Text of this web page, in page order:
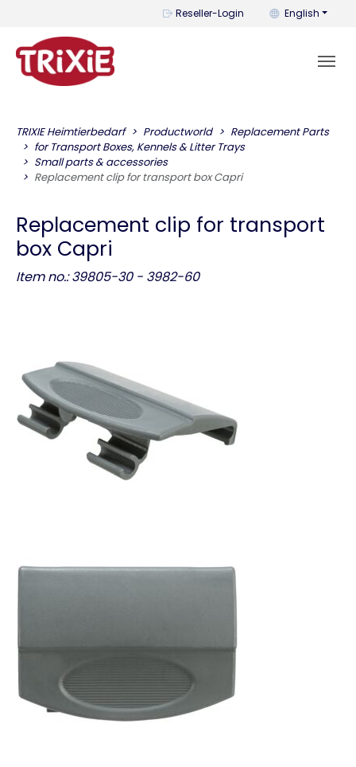
Reseller-Login You can
English
TRIXIE Heimtierbedarf Productworld
Replacement Parts
for Transport Boxes, Kennels & Litter Trays
Small parts & accessories
Replacement clip for transport box Capri
Replacement clip for transport
box Capri
Item no.: 39805-30 - 3982-60